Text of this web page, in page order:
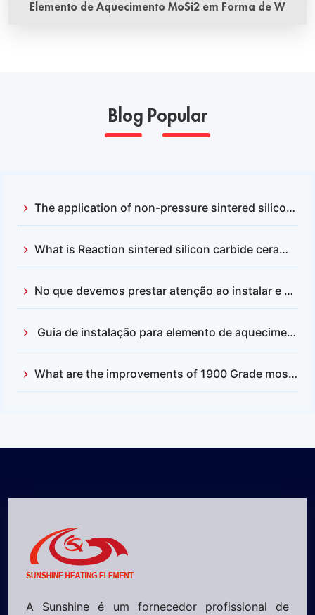
Elemento de Aquecimento MoSi2 em Forma de W
Blog Popular
The application of non-pressure sintered silicon carbide and reactive sintered silicon carbide
What is Reaction sintered silicon carbide ceramics？
No que devemos prestar atenção ao instalar e substituir as hastes de carbeto de silício?
Guia de instalação para elemento de aquecimento de dissilicieto de molibdênio (MoSi2)
What are the improvements of 1900 Grade mosi2 heating element compared with 1700?
A Sunshine é um fornecedor profissional de